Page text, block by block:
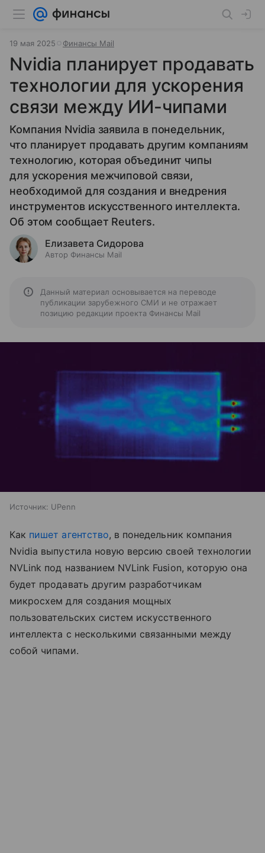
19 мая 2025 Финансы Mail
Nvidia планирует продавать
технологии для ускорения
связи между ИИ-чипами
Компания Nvidia заявила в понедельник,
что планирует продавать другим компаниям
технологию, которая объединит чипы
для ускорения межчиповой связи,
необходимой для создания и внедрения
инструментов искусственного интеллекта.
Об этом сообщает Reuters.
Елизавета Сидорова
Автор Финансы Mail
Данный материал основывается на переводе
публикации зарубежного СМИ и не отражает
позицию редакции проекта Финансы Mail
Источник: UPenn
Как пишет агентство, в понедельник компания
Nvidia выпустила новую версию своей технологии
NVLink под названием NVLink Fusion, которую она
будет продавать другим разработчикам
микросхем для создания мощных
пользовательских систем искусственного
интеллекта с несколькими связанными между
собой чипами.